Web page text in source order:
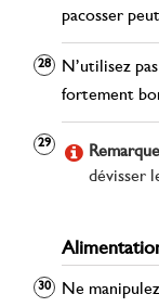
pacosser
N’utilisez
fortement
dévisser
Ne